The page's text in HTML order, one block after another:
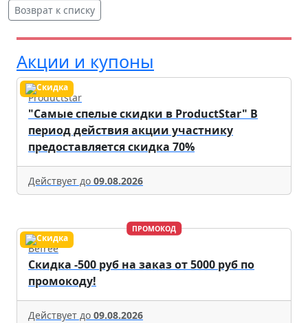
Возврат к списку
Акции и купоны
Productstar
"Самые спелые скидки в ProductStar" В
период действия акции участнику
предоставляется скидка 70%
Действует до 09.08.2026
ПРОМОКОД
Befree
Скидка -500 руб на заказ от 5000 руб по
промокоду!
Действует до 09.08.2026